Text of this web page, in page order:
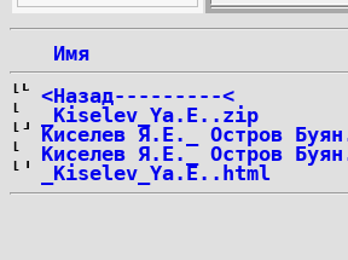
Имя
<Назад---------<
_Kiselev_Ya.E..zip
Киселев Я.Е._ Остров
Киселев Я.Е._ Остров
_Kiselev_Ya.E..html